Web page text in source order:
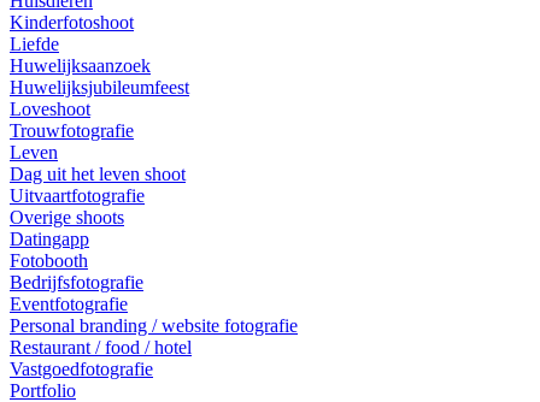
Kinderfotoshoot
Liefde
Huwelijksaanzoek
Huwelijksjubileumfeest
Loveshoot
Trouwfotografie
Leven
Dag uit het leven shoot
Uitvaartfotografie
Overige shoots
Datingapp
Fotobooth
Bedrijfsfotografie
Eventfotografie
Personal branding / website fotografie
Restaurant / food / hotel
Vastgoedfotografie
Portfolio